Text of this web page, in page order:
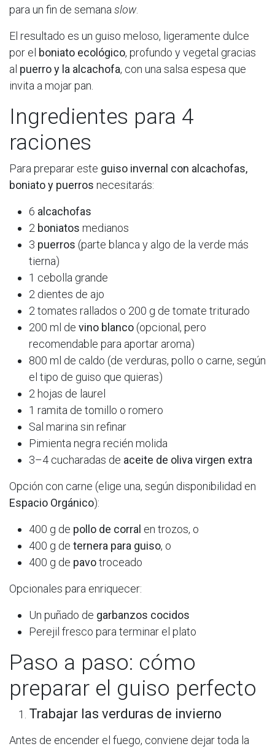
para un fin de semana slow.
El resultado es un guiso meloso, ligeramente dulce
por el boniato ecológico, profundo y vegetal gracias
al puerro y la alcachofa, con una salsa espesa que
invita a mojar pan.
Ingredientes para 4
raciones
Para preparar este guiso invernal con alcachofas,
boniato y puerros necesitarás:
6 alcachofas
2 boniatos medianos
3 puerros (parte blanca y algo de la verde más
tierna)
1 cebolla grande
2 dientes de ajo
2 tomates rallados o 200 g de tomate triturado
200 ml de vino blanco (opcional, pero
recomendable para aportar aroma)
800 ml de caldo (de verduras, pollo o carne, según
el tipo de guiso que quieras)
2 hojas de laurel
1 ramita de tomillo o romero
Sal marina sin refinar
Pimienta negra recién molida
3–4 cucharadas de aceite de oliva virgen extra
Opción con carne (elige una, según disponibilidad en
Espacio Orgánico):
400 g de pollo de corral en trozos, o
400 g de ternera para guiso, o
400 g de pavotroceado
Opcionales para enriquecer:
Un puñado de garbanzos cocidos
Perejil fresco para terminar el plato
Paso a paso: cómo
preparar el guiso perfecto
Trabajar las verduras de invierno
Antes de encender el fuego, conviene dejar toda la